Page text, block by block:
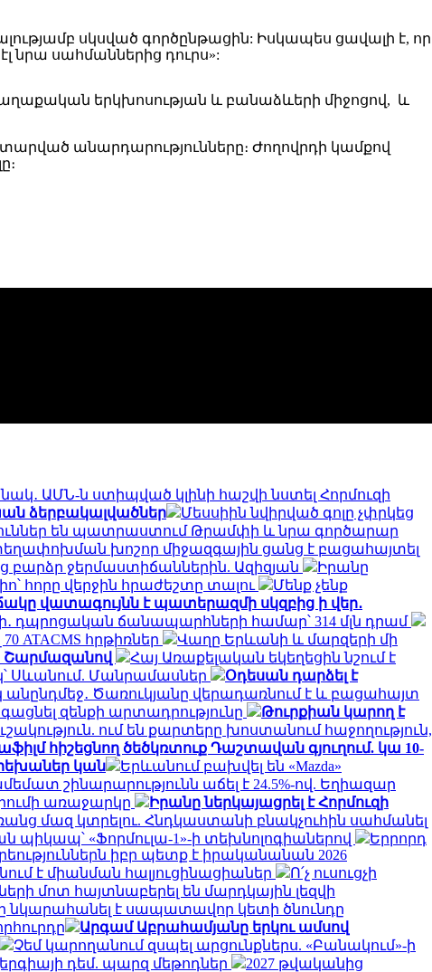
սկսված գործընթացին: Իսկապես ցավալի է, որ
նրա սահմաններից դուրս»:
քաղաքական երկխոսության և բանաձևերի միջոցով, և
անարդարությունները։ Ժողովրդի կամքով
ԱՄՆ-ն ստիպված կլինի հաշվի նստել Հորմուզի
ձերբակալվածներ
Մեսսիին նվիրված գոլը չփրկեց
են պատրաստում Թրամփի և նրա գործարար
խոշոր միջազգային ցանց է բացահայտել
ջերմաստիճաններին. Ազիզյան
Իրանը
հորը վերջին հրաժեշտը տալու
Մենք չենք
վատագույնն է պատերազմի սկզբից ի վեր․
դպրոցական ճանապարհների համար՝ 314 մլն դրամ
ATACMS հրթիռներ
Վաղը Երևանի և մարզերի մի
Շարմազանով
Հայ Առաքելական եկեղեցին նշում է
Սևանում. Մանրամասներ
Օդեսան դարձել է
Ծառուկյանը վերադառնում է և բացահայտ
զենքի արտադրությունը
Թուրքիան կարող է
ում են քարտերը խոստանում հաջողություն,
հիշեցնող ծեծկռտուք Դաշտավան գյուղում. կա 10-
կան
Երևանում բախվել են «Mazda»
շինարարությունն աճել է 24.5%-ով. Եղիազար
առաջարկը
Իրանը ներկայացրել է Հորմուզի
մազ կտրելու. Հնդկաստանի բնակչուհին սահմանել
պիկապ՝ «Ֆորմուլա-1»-ի տեխնոլոգիաներով
Երրորդ
իբր պետք է իրականանան 2026
է միանման հալյուցինացիաներ
Ո՛չ ուսուցչի
մոտ հայտնաբերել են մարդկային լեզվի
է սապատավոր կետի ծնունդը
Արգամ Աբրահամյանը երկու ամսով
Չեմ կարողանում զսպել արցունքներս. «Բանակում»-ի
դեմ. պարզ մեթոդներ
2027 թվականից